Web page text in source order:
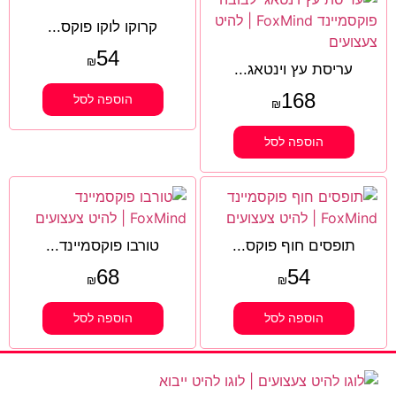
עריסת עץ וינטאג...
₪168
הוספה לסל
קרוקו לוקו פוקס...
₪54
הוספה לסל
תופסים חוף פוקס...
₪54
הוספה לסל
טורבו פוקסמיינד...
₪68
הוספה לסל